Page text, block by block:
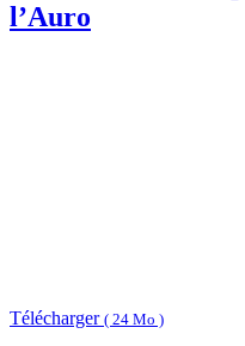
l’Auro
Télécharger ( 24 Mo )